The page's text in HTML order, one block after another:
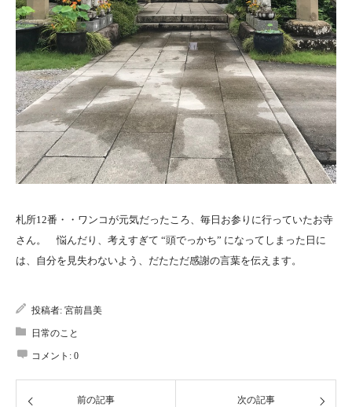
札所12番・・ワンコが元気だったころ、毎日お参りに行っていたお寺
さん。 悩んだり、考えすぎて “頭でっかち” になってしまった日に
は、自分を見失わないよう、だたただ感謝の言葉を伝えます。
投稿者: 宮前昌美
日常のこと
コメント: 0
前の記事 次の記事